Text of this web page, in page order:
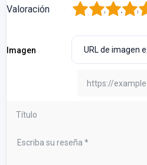
Valoración 5
4
3
2
Imagen